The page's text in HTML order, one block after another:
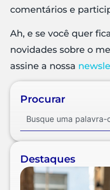
comentários e
Ah, e se você quer
novidades sobre o
assine a nossa
Procurar
Destaques